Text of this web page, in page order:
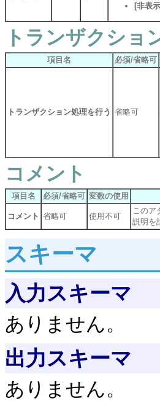
[非表
トランザクショ
項目名 必須/省略可
トランザクション処理を行う 省略可
コメント
項目名 必須/省略可 変数の使用
コメント 省略可 使用不可
このア
説明を
スキーマ
入力スキーマ
ありません。
出力スキーマ
ありません。